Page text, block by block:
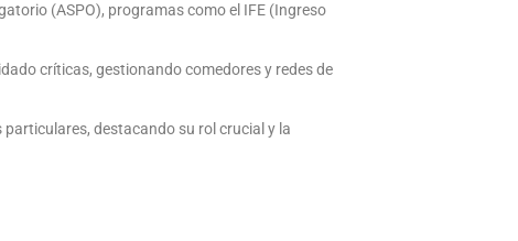
(ASPO), programas como el IFE (Ingreso
críticas, gestionando comedores y redes de
destacando su rol crucial y la